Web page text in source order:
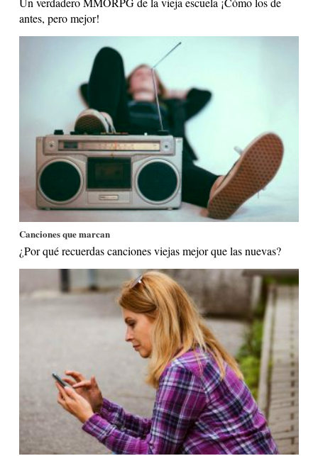
antes, pero mejor!
Canciones que marcan
¿Por qué recuerdas canciones viejas mejor que las nuevas?